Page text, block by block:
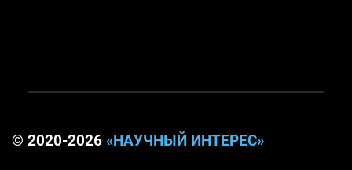
© 2020-2026 «НАУЧНЫЙ ИНТЕРЕС»